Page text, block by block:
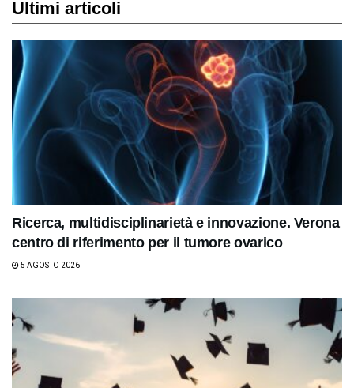
Ultimi articoli
Ricerca, multidisciplinarietà e innovazione. Verona
centro di riferimento per il tumore ovarico
5 AGOSTO 2026